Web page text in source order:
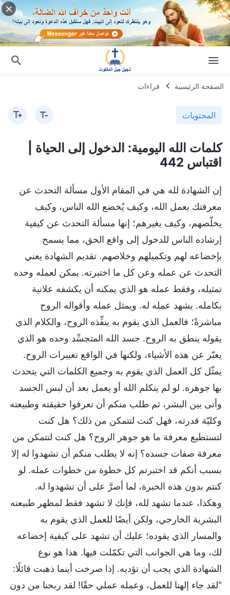
الصفحة الرئيسية قراءات
المحتويات
كلمات الله اليومية: الدخول إلى الحياة |
اقتباس 442
إن الشهادة لله هي في المقام الأول مسألة التحدث عن
معرفتك بعمل الله، وكيف يُخضع الله الناس، وكيف
يخلّصهم، وكيف يغيرهم؛ إنها مسألة التحدث عن كيفية
إرشاده الناس للدخول إلى واقع الحق، مما يسمح
بإخضاعه لهم وتكميلهم وخلاصهم. تقديم الشهادة يعني
التحدث عن عمله وعن كل ما اختبرته. يمكن لعمله وحده
تمثيله، وفقط عمله هو الذي يمكنه أن يكشفه علانية
بكامله. يشهد عمله له. ويمثل عمله وأقواله الروح
مباشرةً؛ فالعمل الذي يقوم به ينفِّذه الروح، والكلام الذي
يقوله ينطق به الروح. جسد الله المتجسِّد وحده هو الذي
يعبّر عن هذه الأشياء، ولكنها في الواقع تعبيرات الروح.
يمثّل كل العمل الذي يقوم به وجميع الكلمات التي يتحدث
بها جوهره. لو لم يتكلم الله أو يعمل بعد أن لبس الجسد
وأتى بين البشر، ثم طلب منكم أن تعرفوا حقيقته وطبيعته
وكليّة قدرته، فهل كنت لتتمكن من ذلك؟ هل كنت
لتستطيع معرفة ما هو جوهر الروح؟ هل كنت لتتمكن من
معرفة صفات جسده؟ إنه لا يطلب منكم أن تشهدوا له إلا
بسبب أنكم قد اختبرتم كل خطوة من خطوات عمله. لو
كنتم بدون هذه الخبرة، لما أصرَّ على أن تشهدوا له.
وهكذا، عندما تشهد لله، فإنك لا تشهد فقط لمظهر طبيعته
البشرية الخارجي، ولكن أيضًا للعمل الذي يقوم به
والمسار الذي يقوده؛ عليك أن تشهد على كيفية إخضاعه
لك، وما هي الجوانب التي تكمّلت فيها. هذا هو نوع
الشهادة الذي يجب أن تؤديه. إذا صرخت أينما ذهبت قائلًا:
"لقد جاء إلهنا للعمل، وعمله عملي حقًا! لقد ربحنا من دون